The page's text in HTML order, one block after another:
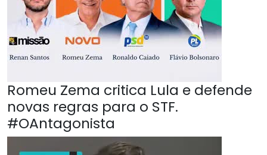
Romeu Zema critica Lula e defende
novas regras para o STF.
#OAntagonista